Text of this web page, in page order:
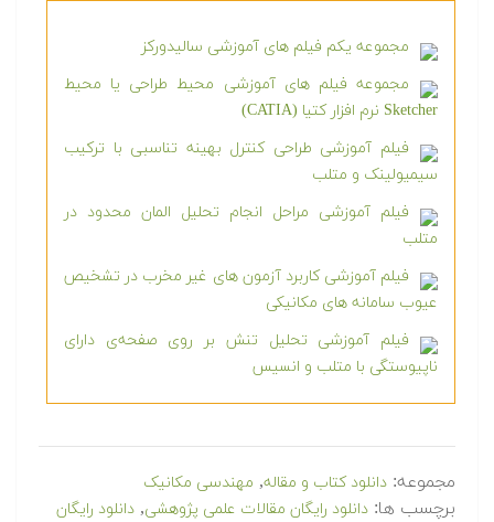
مجموعه یکم فیلم های آموزشی سالیدورکز
مجموعه فیلم های آموزشی محیط طراحی یا محیط
Sketcher نرم افزار کتیا (CATIA)
فیلم آموزشی طراحی کنترل بهینه تناسبی با ترکیب
سیمیولینک و متلب
فیلم آموزشی مراحل انجام تحلیل المان محدود در
متلب
فیلم آموزشی کاربرد آزمون های غیر مخرب در تشخیص
عیوب سامانه های مکانیکی
فیلم آموزشی تحلیل تنش بر روی صفحه‌ی دارای
ناپیوستگی با متلب و انسیس
مجموعه: دانلود کتاب و مقاله, مهندسی مکانیک
برچسب ها: دانلود رایگان مقالات علمی پژوهشی, دانلود رایگان